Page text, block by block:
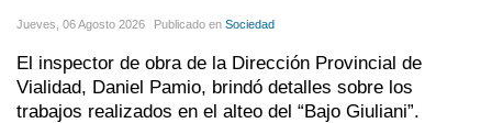
Jueves, 06 Agosto 2026 Publicado en Sociedad
El inspector de obra de la Dirección Provincial de
Vialidad, Daniel Pamio, brindó detalles sobre los
trabajos realizados en el alteo del “Bajo Giuliani”.